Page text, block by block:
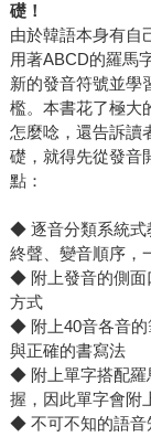
礎！
由於韓語本身有自
用著ABCD的羅馬
新的發音符號並學
檻。本書花了極大
怎麼唸，還告訴讀
礎，就得先從發音
點：
◆ 逐音分類系統式
終聲、變音順序，
◆ 附上發音的側面
方式
◆ 附上40音各音的
與正確的書寫法
◆ 附上單字搭配羅
握，因此單字會附
◆ 不可不知的語音